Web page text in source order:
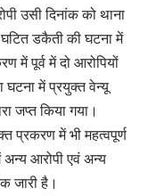
उसी दिनांक को थाना
घटित डकैती की घटना में
में पूर्व में दो आरोपियों
घटना में प्रयुक्त वेन्यू
जप्त किया गया।
प्रकरण में भी महत्वपूर्ण
आरोपी एवं अन्य
जारी है।